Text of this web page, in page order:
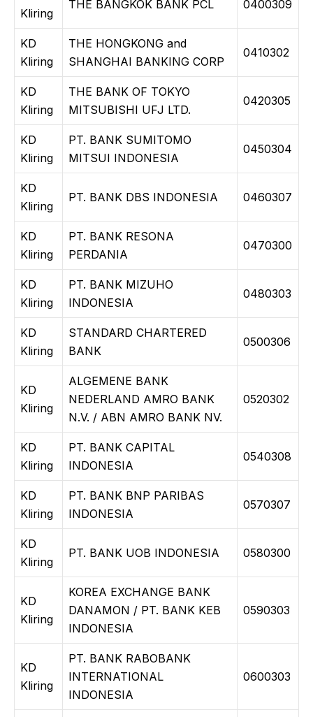
Kliring
THE BANGKOK BANK PCL 0400309
KD
Kliring
THE HONGKONG and
SHANGHAI BANKING CORP
0410302
KD
Kliring
THE BANK OF TOKYO
MITSUBISHI UFJ LTD.
0420305
KD
Kliring
PT. BANK SUMITOMO
MITSUI INDONESIA
0450304
KD
Kliring
PT. BANK DBS INDONESIA 0460307
KD
Kliring
PT. BANK RESONA
PERDANIA
0470300
KD
Kliring
PT. BANK MIZUHO
INDONESIA
0480303
KD
Kliring
STANDARD CHARTERED
BANK
0500306
KD
Kliring
ALGEMENE BANK
NEDERLAND AMRO BANK
N.V. / ABN AMRO BANK NV.
0520302
KD
Kliring
PT. BANK CAPITAL
INDONESIA
0540308
KD
Kliring
PT. BANK BNP PARIBAS
INDONESIA
0570307
KD
Kliring
PT. BANK UOB INDONESIA 0580300
KD
Kliring
KOREA EXCHANGE BANK
DANAMON / PT. BANK KEB
INDONESIA
0590303
KD
Kliring
PT. BANK RABOBANK
INTERNATIONAL
INDONESIA
0600303